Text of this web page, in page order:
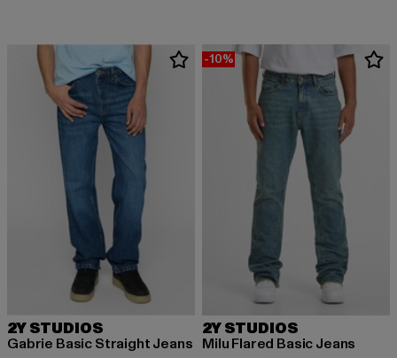
2Y STUDIOS
Gabrie Basic Straight Jeans
-10%
2Y STUDIOS
Milu Flared Basic Jeans